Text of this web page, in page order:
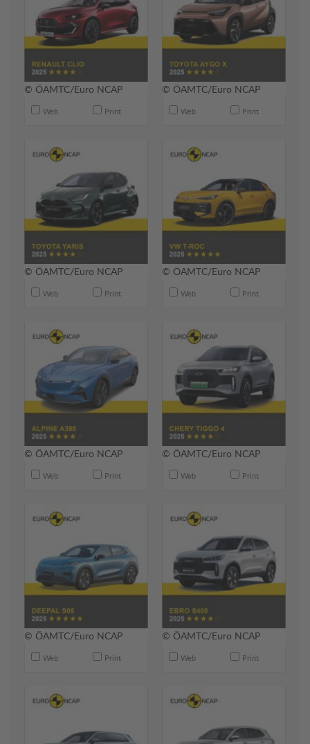
© ÖAMTC/Euro NCAP
Web Print
© ÖAMTC/Euro NCAP
Web Print
© ÖAMTC/Euro NCAP
Web Print
© ÖAMTC/Euro NCAP
Web Print
© ÖAMTC/Euro NCAP
Web Print
© ÖAMTC/Euro NCAP
Web Print
© ÖAMTC/Euro NCAP
Web Print
© ÖAMTC/Euro NCAP
Web Print